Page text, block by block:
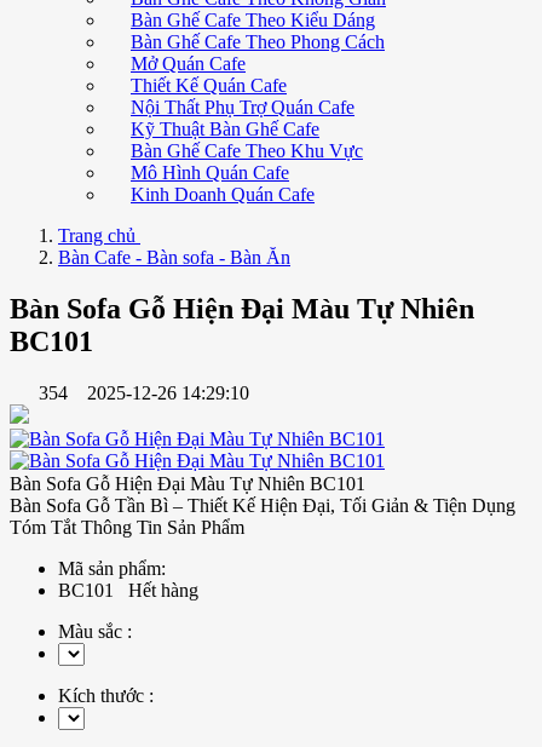
Bàn Ghế Cafe Theo Kiểu Dáng
Bàn Ghế Cafe Theo Phong Cách
Mở Quán Cafe
Thiết Kế Quán Cafe
Nội Thất Phụ Trợ Quán Cafe
Kỹ Thuật Bàn Ghế Cafe
Bàn Ghế Cafe Theo Khu Vực
Mô Hình Quán Cafe
Kinh Doanh Quán Cafe
Trang chủ
Bàn Cafe - Bàn sofa - Bàn Ăn
Bàn Sofa Gỗ Hiện Đại Màu Tự Nhiên
BC101
354 2025-12-26 14:29:10
Bàn Sofa Gỗ Hiện Đại Màu Tự Nhiên BC101
Bàn Sofa Gỗ Tần Bì – Thiết Kế Hiện Đại, Tối Giản & Tiện Dụng
Tóm Tắt Thông Tin Sản Phẩm
Mã sản phẩm:
BC101 Hết hàng
Màu sắc :
Kích thước :